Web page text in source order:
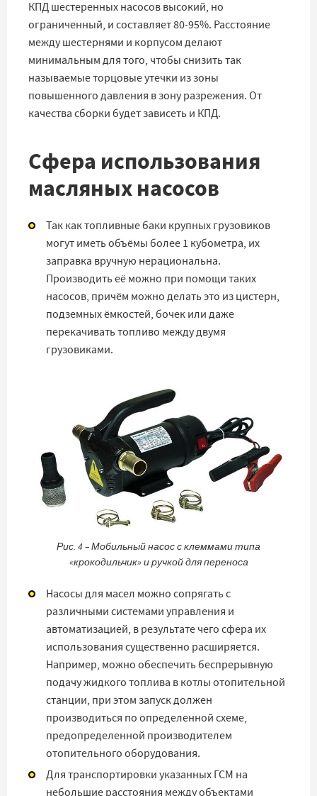
КПД шестеренных насосов высокий, но
ограниченный, и составляет 80-95%. Расстояние
между шестернями и корпусом делают
минимальным для того, чтобы снизить так
называемые торцовые утечки из зоны
повышенного давления в зону разрежения. От
качества сборки будет зависеть и КПД.
Сфера использования
масляных насосов
Так как топливные баки крупных грузовиков
могут иметь объёмы более 1 кубометра, их
заправка вручную нерациональна.
Производить её можно при помощи таких
насосов, причём можно делать это из цистерн,
подземных ёмкостей, бочек или даже
перекачивать топливо между двумя
грузовиками.
Рис. 4 – Мобильный насос с клеммами типа
«крокодильчик» и ручкой для переноса
Насосы для масел можно сопрягать с
различными системами управления и
автоматизацией, в результате чего сфера их
использования существенно расширяется.
Например, можно обеспечить беспрерывную
подачу жидкого топлива в котлы отопительной
станции, при этом запуск должен
производиться по определенной схеме,
предопределенной производителем
отопительного оборудования.
Для транспортировки указанных ГСМ на
небольшие расстояния между объектами